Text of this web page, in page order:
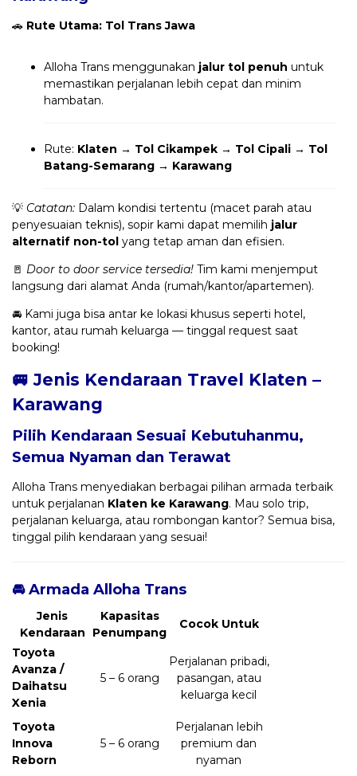
🚗 Rute Utama: Tol Trans Jawa
Alloha Trans menggunakan jalur tol penuh untuk
memastikan perjalanan lebih cepat dan minim
hambatan.
Rute: Klaten → Tol Cikampek → Tol Cipali → Tol
Batang-Semarang → Karawang
💡 Catatan: Dalam kondisi tertentu (macet parah atau
penyesuaian teknis), sopir kami dapat memilih jalur
alternatif non-tol yang tetap aman dan efisien.
🚪 Door to door service tersedia! Tim kami menjemput
langsung dari alamat Anda (rumah/kantor/apartemen).
🚘 Kami juga bisa antar ke lokasi khusus seperti hotel,
kantor, atau rumah keluarga — tinggal request saat
booking!
🚐 Jenis Kendaraan Travel Klaten –
Karawang
Pilih Kendaraan Sesuai Kebutuhanmu,
Semua Nyaman dan Terawat
Alloha Trans menyediakan berbagai pilihan armada terbaik
untuk perjalanan Klaten ke Karawang. Mau solo trip,
perjalanan keluarga, atau rombongan kantor? Semua bisa,
tinggal pilih kendaraan yang sesuai!
🚘 Armada Alloha Trans
Jenis
Kendaraan
Kapasitas
Penumpang
Cocok Untuk
Toyota
Avanza /
Daihatsu
Xenia
5 – 6 orang
Perjalanan pribadi,
pasangan, atau
keluarga kecil
Toyota
Innova
Reborn
5 – 6 orang
Perjalanan lebih
premium dan
nyaman